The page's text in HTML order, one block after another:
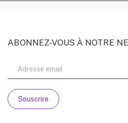
ABONNEZ-VOUS À NOTRE